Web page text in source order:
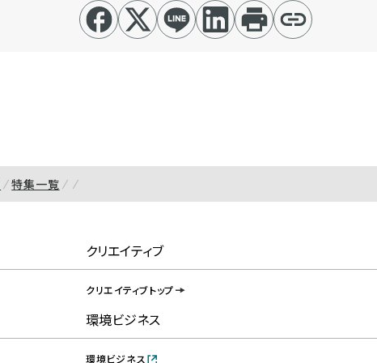
特集一覧
クリエイティブ
クリエイティブトップ
環境ビジネス
環境ビジネス